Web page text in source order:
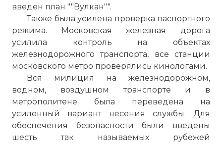
введен план ""Вулкан"".
Также была усилена проверка паспортного
режима. Московская железная дорога
усилила контроль на объектах
железнодорожного транспорта, все станции
московского метро проверялись кинологами.
Вся милиция на железнодорожном,
водном, воздушном транспорте и в
метрополитене была переведена на
усиленный вариант несения службы. Для
обеспечения безопасности были введены
шесть так называемых рубежей